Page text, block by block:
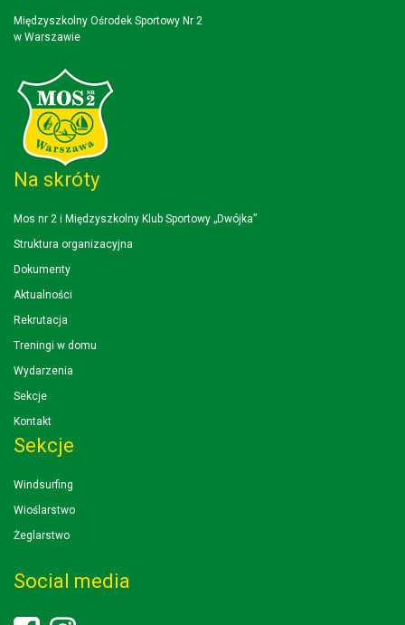
Międzyszkolny Ośrodek Sportowy Nr 2
w Warszawie
Na skróty
Mos nr 2 i Międzyszkolny Klub Sportowy „Dwójka”
Struktura organizacyjna
Dokumenty
Aktualności
Rekrutacja
Treningi w domu
Wydarzenia
Sekcje
Kontakt
Sekcje
Windsurfing
Wioślarstwo
Żeglarstwo
Social media